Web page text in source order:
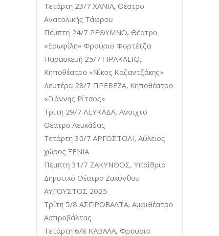
Τετάρτη 23/7 ΧΑΝΙΑ, Θέατρο
Ανατολικής Τάφρου
Πέμπτη 24/7 ΡΕΘΥΜΝΟ, Θέατρο
«Ερωφίλη» Φρούριο Φορτέτζα
Παρασκευή 25/7 ΗΡΑΚΛΕΙΟ,
Κηποθέατρο «Νίκος Καζαντζάκης»
Δευτέρα 28/7 ΠΡΕΒΕΖΑ, Κηποθέατρο
«Γιάννης Ρίτσος»
Τρίτη 29/7 ΛΕΥΚΑΔΑ, Ανοιχτό
Θέατρο Λευκάδας
Τετάρτη 30/7 ΑΡΓΟΣΤΟΛΙ, Αύλειος
χώρος ΞΕΝΙΑ
Πέμπτη 31/7 ΖΑΚΥΝΘΟΣ, Υπαίθριο
Δημοτικό Θέατρο Ζακύνθου
ΑΥΓΟΥΣΤΟΣ 2025
Τρίτη 5/8 ΑΣΠΡΟΒΑΛΤΑ, Αμφιθέατρο
Ασπροβάλτας
Τετάρτη 6/8 ΚΑΒΑΛΑ, Φρούριο